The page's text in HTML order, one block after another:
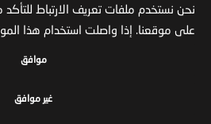
ارتفاع ملكية
يعكس تنامي الثقة
مال واعمال
نحن نستخدم ملفات تعريف الارتباط
على موقعنا. إذا واصلت استخدام هذا
موافق
غير موافق